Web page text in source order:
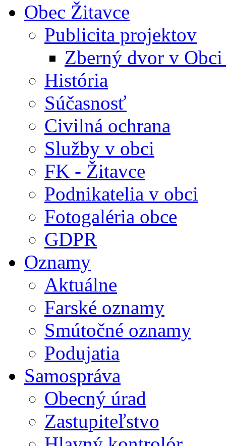
Obec Žitavce
Publicita projektov
Zberný dvor v
História
Súčasnosť
Civilná ochrana
Služby v obci
FK - Žitavce
Podnikatelia v obci
Fotogaléria obce
GDPR
Oznamy
Aktuálne
Farské oznamy
Smútočné oznamy
Podujatia
Samospráva
Obecný úrad
Zastupiteľstvo